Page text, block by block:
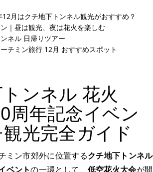
月はクチ地下トンネル観光がおすすめ？
｜昼は観光、夜は花火を楽しむ
ネル 日帰りツアー
チミン旅行 12月 おすすめスポット
ンネル 花火
周年記念イベン
観光完全ガイド
ミン市郊外に位置するクチ地下トンネル
ベントの一環として、 低空花火大会が開